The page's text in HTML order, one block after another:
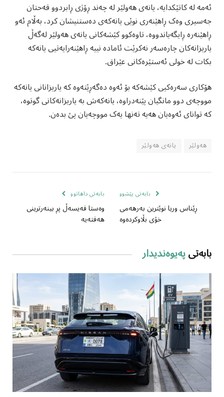
ئەمە لە کاتێکدایە، یانەی هەولێر لە چەند ڕۆژی ڕابردوو قەحتان
جەسیری وەک ڕاهێنەری نوێی یانەکەی دەستنیشان کرد، بەڵام ئەو
ڕاهێنەرە ڕایگەیاندووە، تاوەکوو کێشەکانی یانەی هەولێر لەگەڵ
یاریزانەکان چارەسەر نەکرێت ئامادە نییە ڕاهێنەرایەتیی یانەکە
بکات لە خولی ئەستێرەکانی عێراق.
هۆکاری سەرەکیی کێشەکە بۆ ئەوە دەگەڕێتەوە کە یاریزانانی یانەکە
مووچەی دوو مانگیان پێنەدراوە، یانەکەش بە یاریزانەکانی گوتوە،
کە توانای ئەوەیان هەیە تەنها یەک مووچەیان پێ بدەن.
هەولێر یانەی هەولێر
بابەتی پێشوو
ڕێناس وریا نوێترین بەرهەمی
خۆی بڵاوكردەوە
بابەتی داهاتوو
وەستا فەیسەڵ پڕ بینەرترینی
هەفتەیە
بابەتیپەیوەندیدار